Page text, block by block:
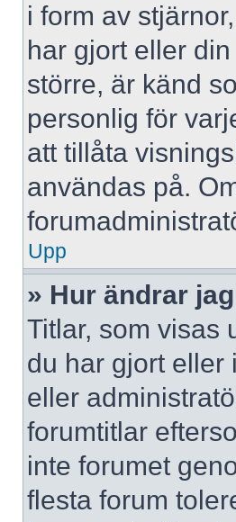
i form av
har gjort eller
större, är känd
personlig för
att tillåta
användas på.
Upp
» Hur ändrar
Titlar, som visas
du har gjort eller
eller
forumtitlar
inte forumet
flesta forum